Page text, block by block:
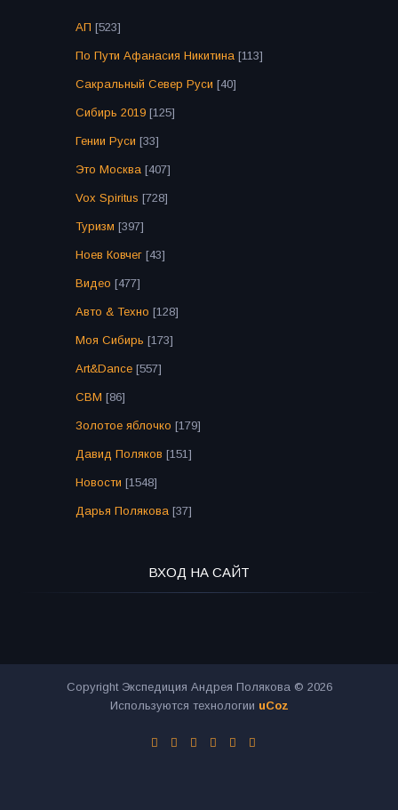
АП [523]
По Пути Афанасия Никитина [113]
Сакральный Север Руси [40]
Сибирь 2019 [125]
Гении Руси [33]
Это Москва [407]
Vox Spiritus [728]
Туризм [397]
Ноев Ковчег [43]
Видео [477]
Авто & Техно [128]
Моя Сибирь [173]
Art&Dance [557]
СВМ [86]
Золотое яблочко [179]
Давид Поляков [151]
Новости [1548]
Дарья Полякова [37]
ВХОД НА САЙТ
Copyright Экспедиция Андрея Полякова © 2026
Используются технологии uCoz